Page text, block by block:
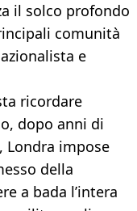
il solco profondo
comunità
e
ricordare
dopo anni di
Londra impose
della
a bada l’intera